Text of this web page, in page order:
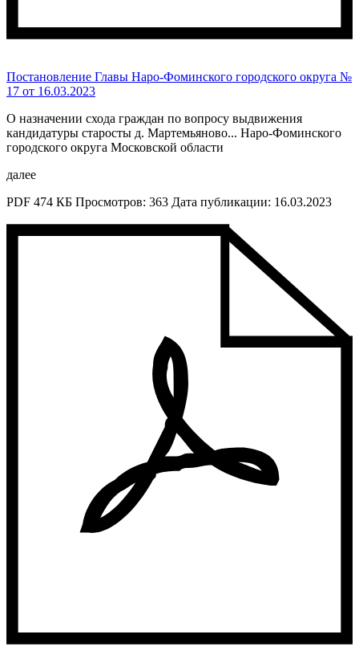
Постановление Главы Наро-Фоминского городского округа №
17 от 16.03.2023
О назначении схода граждан по вопросу выдвижения
кандидатуры старосты д. Мартемьяново... Наро-Фоминского
городского округа Московской области
далее
PDF 474 КБ Просмотров: 363 Дата публикации: 16.03.2023